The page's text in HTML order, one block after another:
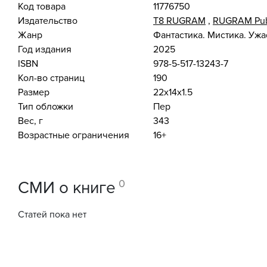
Код товара
11776750
Издательство
Т8 RUGRAM , RUGRAM
Жанр
Фантастика. Мистика.
Год издания
2025
ISBN
978-5-517-13243-7
Кол-во страниц
190
Размер
22x14x1.5
Тип обложки
Пер
Вес, г
343
Возрастные ограничения
16+
СМИ о книге 0
Статей пока нет